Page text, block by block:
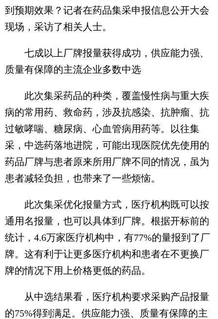
到预期效果？记者在药品集采申报信息公开大会
现场，采访了相关人士。
七成以上厂牌报量获得成功，供应能力强、
质量有保障的主流企业多数中选
此次集采药品的种类，覆盖慢性病与重大疾
病的常用药、救命药，涉及抗感染、抗肿瘤、抗
过敏哮喘、糖尿病、心血管病用药等。以往集
采，中选药落地进院，可能出现医院优先使用的
药品厂牌与患者原来所用厂牌不同的情况，虽为
患者减轻负担，也带来了一些烦恼。
此次集采优化报量方式，医疗机构既可以按
通用名报量，也可以具体到厂牌。根据开标前的
统计，4.6万家医疗机构中，有77%的量报到了厂
牌。这有利于让更多医疗机构和患者在不更换厂
牌的情况下用上价格更低的药品。
从中选结果看，医疗机构要求采购产品报量
的75%得到满足。供应能力强、质量有保障的主